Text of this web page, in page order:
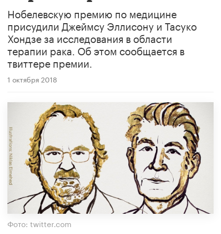
Нобелевскую премию по медицине
присудили Джеймсу Эллисону и Тасуко
Хондзе за исследования в области
терапии рака. Об этом сообщается в
твиттере премии.
1 октября 2018
Фото: twitter.com